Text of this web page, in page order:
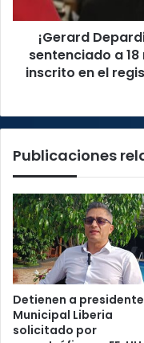
18
meses
agresión
inscrito
el
delincuentes
sexuales
de
París
¡Gerard
sentenciado a
inscrito en el
Publicaciones
Detienen a
Municipal Liberia
solicitado por